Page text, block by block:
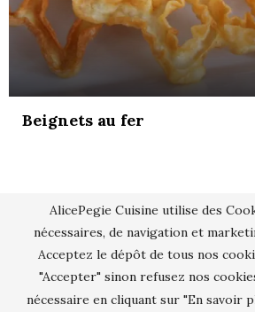
Beignets au fer
AlicePegie Cuisine utilise des
nécessaires, de navigation et
Acceptez le dépôt de tous nos
"Accepter" sinon refusez nos
nécessaire en cliquant sur "En savoir